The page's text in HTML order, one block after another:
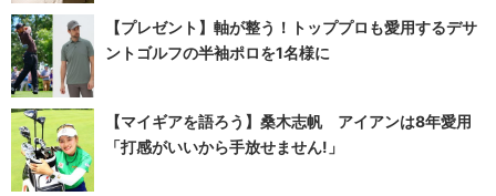
【プレゼント】軸が整う！トッププロも愛用するデサ
ントゴルフの半袖ポロを1名様に
【マイギアを語ろう】桑木志帆 アイアンは8年愛用
「打感がいいから手放せません!」